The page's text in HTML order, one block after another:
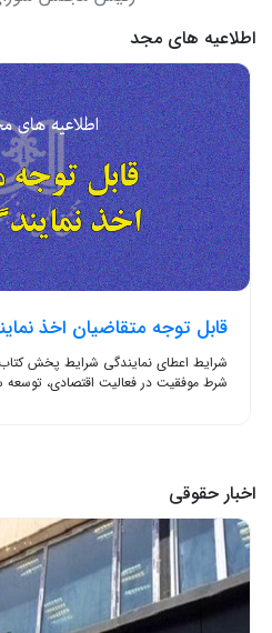
اطلاعیه های مجد
قابل توجه متقاضیان اخذ
شرایط اعطای نمایندگی شرایط پخش
شرط موفقیت در فعالیت اقتصادی،
اخبار حقوقی